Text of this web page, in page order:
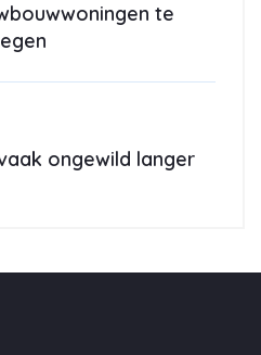
te
ongewild langer